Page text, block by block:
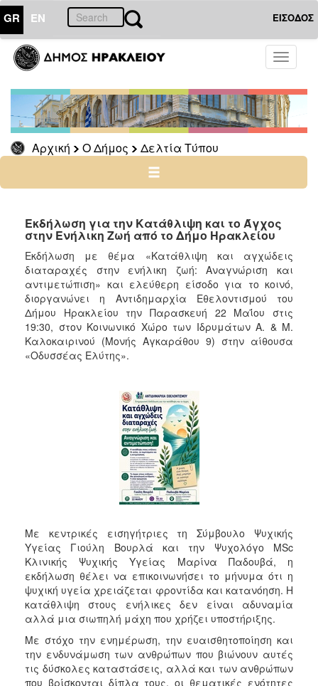
GR EN ΕΙΣΟΔΟΣ
Toggle
Αρχική Ο Δήμος Δελτία Τύπου
ΔΗΜΟΣ
Δελτία
Τύπου
Αρχείο
ΠΟΛΙΤΙΣΜΟΣ
ΑΝΘΕΚΤΙΚΗ
ΠΟΛΗ
Εκδήλωση για την Κατάθλιψη και το Άγχος
στην Ενήλικη Ζωή από το Δήμο Ηρακλείου
Εκδήλωση με θέμα «Κατάθλιψη και αγχώδεις
διαταραχές στην ενήλικη ζωή: Αναγνώριση και
αντιμετώπιση» και ελεύθερη είσοδο για το κοινό,
διοργανώνει η Αντιδημαρχία Εθελοντισμού του
Δήμου Ηρακλείου την Παρασκευή 22 Μαΐου στις
19:30, στον Κοινωνικό Χώρο των Ιδρυμάτων Α. & Μ.
Καλοκαιρινού (Μονής Αγκαράθου 9) στην αίθουσα
«Οδυσσέας Ελύτης».
Με κεντρικές εισηγήτριες τη Σύμβουλο Ψυχικής
Υγείας Γιούλη Βουρλά και την Ψυχολόγο MSc
Κλινικής Ψυχικής Υγείας Μαρίνα Παδουβά, η
εκδήλωση θέλει να επικοινωνήσει το μήνυμα ότι η
ψυχική υγεία χρειάζεται φροντίδα και κατανόηση. Η
κατάθλιψη στους ενήλικες δεν είναι αδυναμία
αλλά μια σιωπηλή μάχη που χρήζει υποστήριξης.
Με στόχο την ενημέρωση, την ευαισθητοποίηση και
την ενδυνάμωση των ανθρώπων που βιώνουν αυτές
τις δύσκολες καταστάσεις, αλλά και των ανθρώπων
που βρίσκονται δίπλα τους, οι θεματικές ενότητες